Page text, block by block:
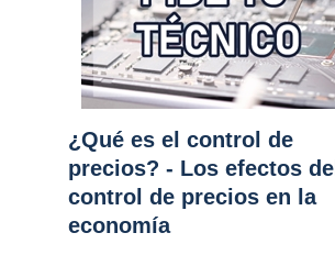
¿Qué es el control de
precios? - Los efectos del
control de precios en la
economía